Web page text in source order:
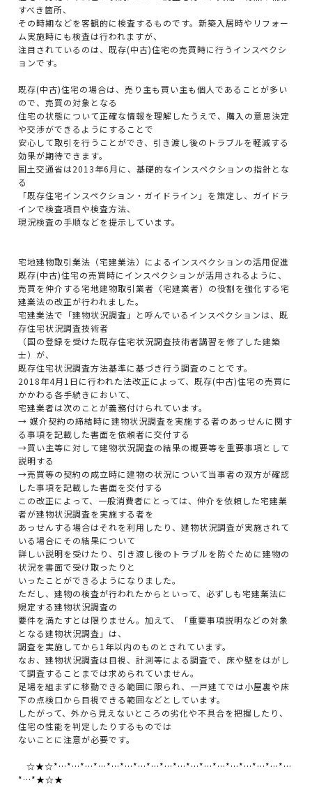
すべき箇所、
その時期などを客観的に検査するものです。新築入居時やリフォー
ム実施時にも検査は行われますが、
注目されているのは、既存(中古)住宅の売買時に行うインスペクシ
ョンです。
既存(中古)住宅の場合は、売り主も買い主も個人であることが多い
ので、売買の対象となる
住宅の状態について正確な情報を理解したうえで、購入の意思決定
や交渉ができるようにすることで
安心して取引を行うことができ、引き渡し後のトラブルを軽減する
効果が期待できます。
国土交通省は2013年6月に、基礎的なインスペクションの指針とな
る
「既存住宅インスペクション・ガイドライン」を策定し、ガイドラ
インで検査項目や検査方法、
現況検査の手順などを提示しています。
宅地建物取引業法（宅建業法）によるインスペクションの活用促進
既存(中古)住宅の売買時にインスペクションが活用されるように、
売買を仲介する宅地建物取引業者（宅建業者）の役割を強化する宅
建業法の改正が行われました。
宅建業法で「建物状況調査」と呼んでいるインスペクションは、既
存住宅状況調査技術者
（国の登録を受けた既存住宅状況調査技術者講習を修了した建築
士）が、
既存住宅状況調査方法基準に基づき行う調査のことです。
2018年4月1日に行われた法改正によって、既存(中古)住宅の売買に
かかわる各手続きにおいて、
宅建業者は次のことが義務付けられています。
→ 媒介契約の締結時に建物状況調査を実施する者のあっせんに関す
る事項を記載した書面を依頼者に交付する
→買い主等に対して建物状況調査の結果の概要等を重要事項として
説明する
→売買等の契約の成立時に建物の状況について当事者の双方が確認
した事項を記載した書面を交付する
この改正によって、一般消費者にとっては、仲介を依頼した宅建業
者が建物状況調査を実施する者を
あっせんする場合はそれを利用したり、建物状況調査が実施されて
いる場合にその結果について
詳しい説明を受けたり、引き渡し後のトラブルを防ぐために建物の
状況を書面で受け取ったりと
いったことができるようになりました。
ただし、建物の検査が行われたからといって、必ずしも宅建業法に
規定する建物状況調査の
要件を満たすとは限りません。加えて、「重要事項説明などの対象
となる建物状況調査」は、
調査を実施してから1年以内のものとされています。
なお、建物状況調査は目視、計測等による調査で、床や壁をはがし
て調査することまでは求められていません。
足場を組まずに移動できる範囲に限られ、一戸建てでは小屋裏や床
下の点検口から目視できる範囲などとしています。
したがって、外から見えないところの劣化や不具合を把握したり、
住宅の性能を判定したりするものでは
ないことに注意が必要です。
☆★☆*…*…*…*…*…*…*…*…*…*…*…*…*…*…*…*…*…*…
*…*★☆★